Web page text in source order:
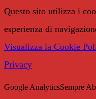
Questo sito utilizza i
esperienza di
Visualizza la Cookie
Privacy
Google AnalyticsSempre